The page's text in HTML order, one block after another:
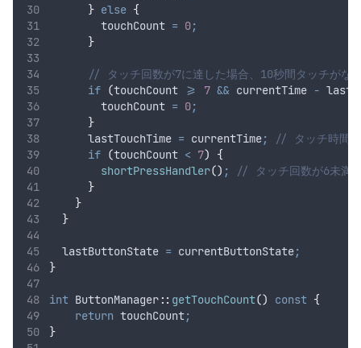
} else {
        touchCount
= 0;
}
// タッチ回数が7に達した場合、10秒間タッチがな
if (touchCount >= 7 && currentTime -
        touchCount
= 0;
}
      lastTouchTime
= currentTime; // タッチ時間
if (touchCount < 7)
{
shortPressHandler() ; // タッチ回数が6未満
}
}
}
  lastButtonState
= currentButtonState;
}
int ButtonManager:: getTouchCount() const {
return touchCount;
}